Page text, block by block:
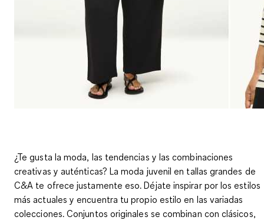
¿Te gusta la moda, las tendencias y las combinaciones
creativas y auténticas? La moda juvenil en tallas grandes de
C&A te ofrece justamente eso. Déjate inspirar por los estilos
más actuales y encuentra tu propio estilo en las variadas
colecciones. Conjuntos originales se combinan con clásicos,